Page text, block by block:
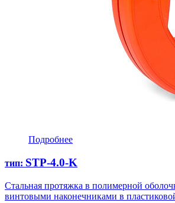
Подробнее
тип: STP-4.0-K
Стальная протяжка в полимерной
винтовыми наконечниками в